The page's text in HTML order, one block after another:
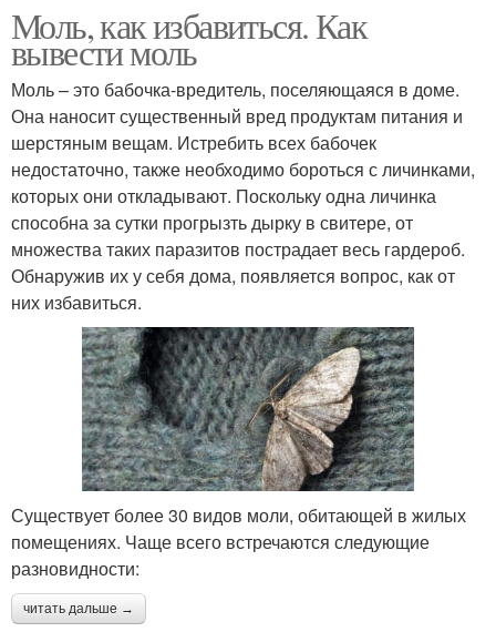
Моль, как избавиться. Как
вывести моль
Моль – это бабочка-вредитель, поселяющаяся в доме.
Она наносит существенный вред продуктам питания и
шерстяным вещам. Истребить всех бабочек
недостаточно, также необходимо бороться с личинками,
которых они откладывают. Поскольку одна личинка
способна за сутки прогрызть дырку в свитере, от
множества таких паразитов пострадает весь гардероб.
Обнаружив их у себя дома, появляется вопрос, как от
них избавиться.
Существует более 30 видов моли, обитающей в жилых
помещениях. Чаще всего встречаются следующие
разновидности:
читать дальше →